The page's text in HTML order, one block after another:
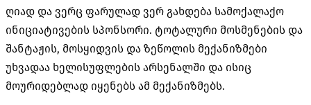
ღიად და ვერც ფარულად ვერ გახდება სამოქალაქო
ინიციატივების სპონსორი. ტოტალური მოსმენების და
შანტაჟის, მოსყიდვის და ზეწოლის მექანიზმები
უხვადაა ხელისუფლების არსენალში და ისიც
მოურიდებლად იყენებს ამ მექანიზმებს.